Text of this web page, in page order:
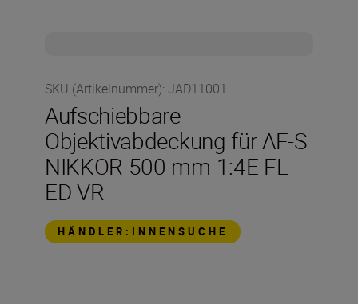
SKU (Artikelnummer): JAD11001
Aufschiebbare
Objektivabdeckung für AF-S
NIKKOR 500 mm 1:4E FL
ED VR
HÄNDLER:INNENSUCHE